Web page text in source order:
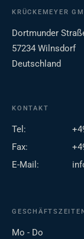
KRÜCKEMEYER
Dortmunder
57234 Wilnsdorf
Deutschland
KONTAKT
Tel:
Fax:
E-Mail:
GESCHÄFTSZEITEN
Mo - Do